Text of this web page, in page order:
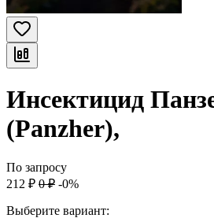
Инсектицид
(Panzher),
По запросу
212 ₽ 0 ₽ -0%
Выберите вариант: